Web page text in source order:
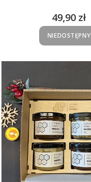
Cena
49,90 zł
NIEDOSTĘPNY